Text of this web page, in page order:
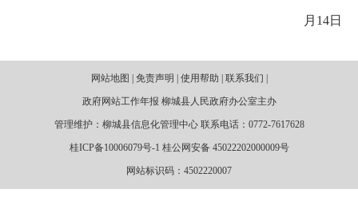
月14日
网站地图 | 免责声明 | 使用帮助 | 联系我们 |
政府网站工作年报 柳城县人民政府办公室主办
管理维护：柳城县信息化管理中心 联系电话：0772-7617628
桂ICP备10006079号-1 桂公网安备 45022202000009号
网站标识码：4502220007